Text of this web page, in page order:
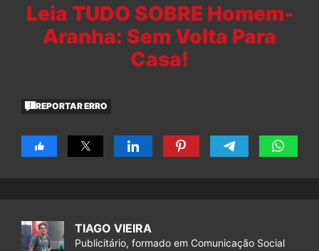
Leia TUDO SOBRE Homem-
Aranha: Sem Volta Para
Casa!
REPORTAR ERRO
TIAGO VIEIRA
Publicitário, formado em Comunicação Social